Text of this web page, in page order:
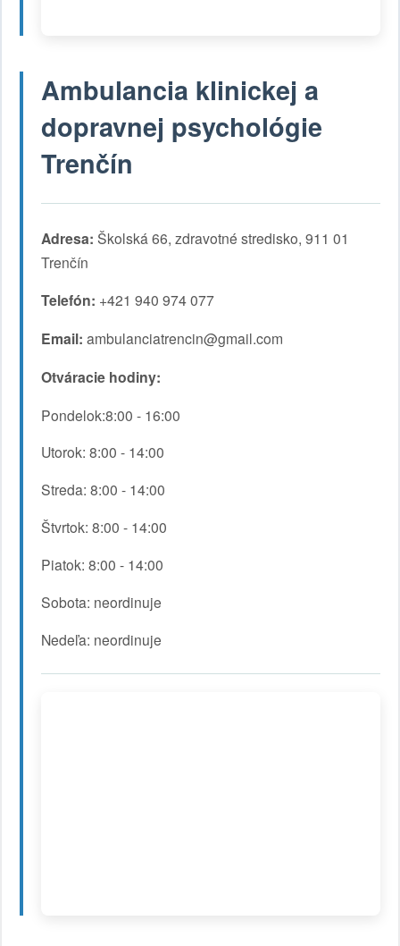
Ambulancia klinickej a
dopravnej psychológie
Trenčín
Adresa: Školská 66, zdravotné stredisko, 911 01
Trenčín
Telefón: +421 940 974 077
Email: ambulanciatrencin@gmail.com
Otváracie hodiny:
Pondelok:8:00 - 16:00
Utorok: 8:00 - 14:00
Streda: 8:00 - 14:00
Štvrtok: 8:00 - 14:00
Piatok: 8:00 - 14:00
Sobota: neordinuje
Nedeľa: neordinuje